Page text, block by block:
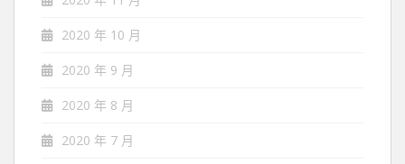
2020 年 10 月
2020 年 9 月
2020 年 8 月
2020 年 7 月